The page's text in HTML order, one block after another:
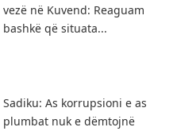
vezë në Kuvend: Reaguam
bashkë që situata...
Sadiku: As korrupsioni e as
plumbat nuk e dëmtojnë